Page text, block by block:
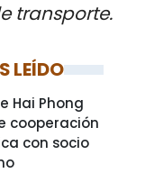
transporte.
LEÍDO
Hai Phong
cooperación
con socio